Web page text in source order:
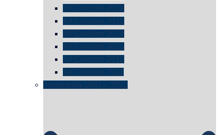
Art Cologne 2016
Art Cologne 2015
Art Cologne 2014
Art Cologne 2013
Art Cologne 2012
Art Cologne 2011
documenta 1987 – 2022